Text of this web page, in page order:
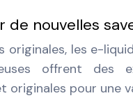
de nouvelles
originales, les e-
offrent des
originales pour une